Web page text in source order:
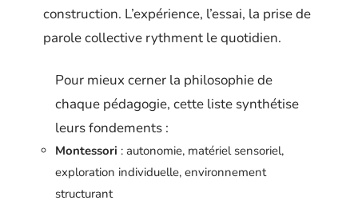
construction. L’expérience, l’essai, la prise de
parole collective rythment le quotidien.
Pour mieux cerner la philosophie de
chaque pédagogie, cette liste synthétise
leurs fondements :
Montessori : autonomie, matériel sensoriel,
exploration individuelle, environnement
structurant